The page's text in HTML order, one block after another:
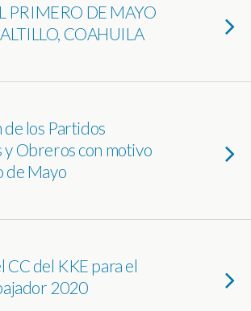
PRIMERO DE MAYO
COAHUILA
de los Partidos
y Obreros con motivo
de Mayo
CC del KKE para el
2020